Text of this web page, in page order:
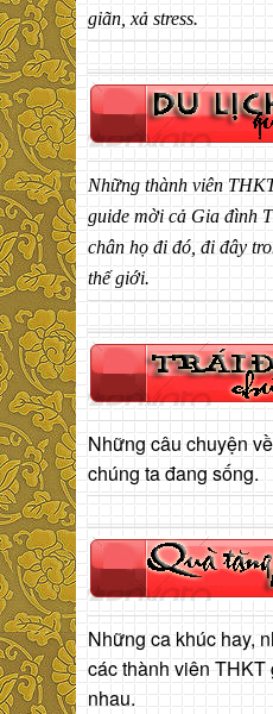
giãn, xả stress.
Những thành viên
guide mời cả Gia đình
chân họ đi đó, đi đây
thế giới.
Những câu chuyện
chúng ta đang sống.
Những ca khúc hay,
các thành viên THKT
nhau.